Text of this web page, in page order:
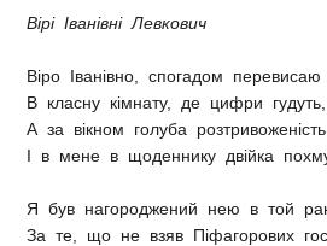
Вірі Іванівні Левкович
Віро Іванівно, спогадом перевисаю
В класну кімнату, де цифри гудуть,
А за вікном голуба
І в мене в щоденнику двійка
Я був нагороджений нею в той
За те, що не взяв Піфагорових